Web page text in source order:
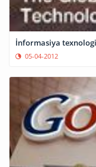
05-04-2012